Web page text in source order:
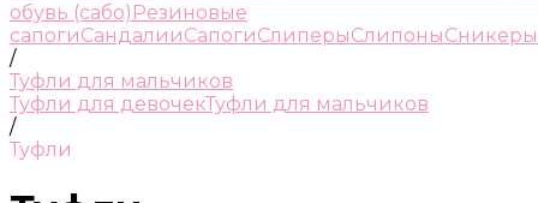
обувь (сабо) Резиновые
сапогиСандалииСапогиСлиперыСлипоныСникеры
/
Туфли для мальчиков
Туфли для девочекТуфли для мальчиков
/
Туфли